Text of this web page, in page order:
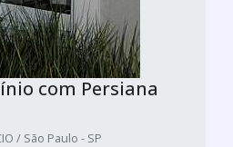
com Persiana
/ São Paulo - SP